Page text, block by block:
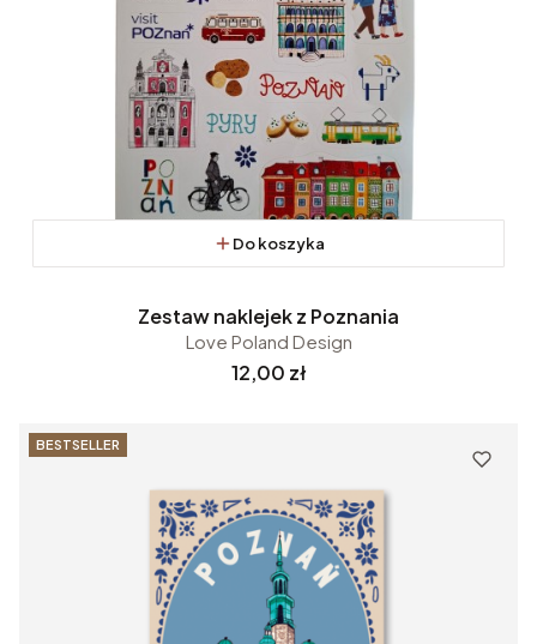
Do koszyka
Zestaw naklejek z Poznania
Love Poland Design
Cena
12,00 zł
BESTSELLER